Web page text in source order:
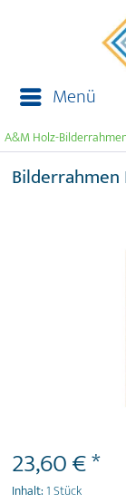
Menü
A&M Holz-
Bilderrahmen
23,60 € *
Inhalt:1 Stück